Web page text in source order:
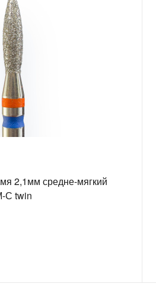
2,1мм средне-мягкий
С twin